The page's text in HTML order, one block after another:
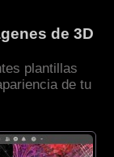
de 3D
plantillas
de tu